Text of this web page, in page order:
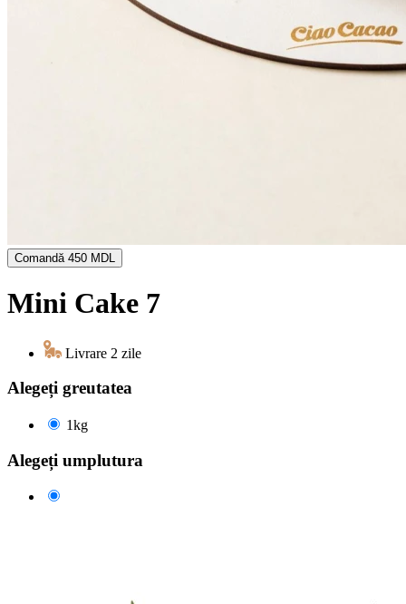
Comandă 450 MDL
Mini Cake 7
Livrare 2 zile
Alegeți greutatea
1kg
Alegeți umplutura